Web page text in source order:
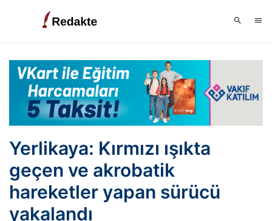
Yerlikaya: Kırmızı ışıkta
geçen ve akrobatik
hareketler yapan sürücü
yakalandı